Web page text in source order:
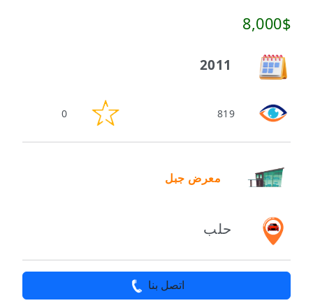
8,000$
2011
819
0
معرض جبل
حلب
اتصل بنا